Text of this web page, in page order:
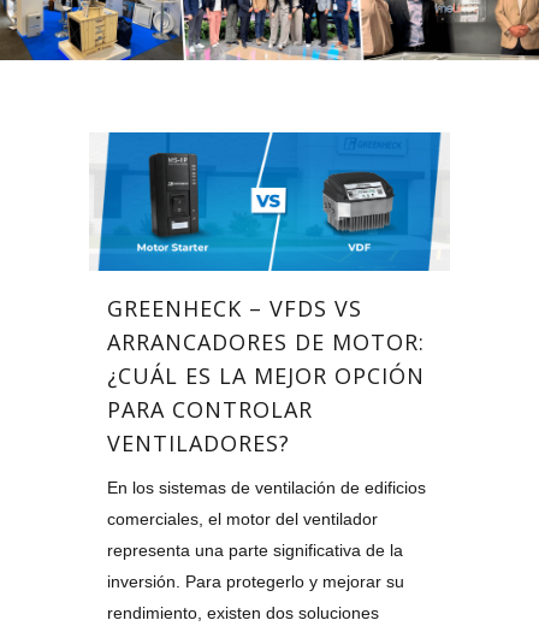
GREENHECK – VFDS VS
ARRANCADORES DE MOTOR:
¿CUÁL ES LA MEJOR OPCIÓN
PARA CONTROLAR
VENTILADORES?
En los sistemas de ventilación de edificios
comerciales, el motor del ventilador
representa una parte significativa de la
inversión. Para protegerlo y mejorar su
rendimiento, existen dos soluciones